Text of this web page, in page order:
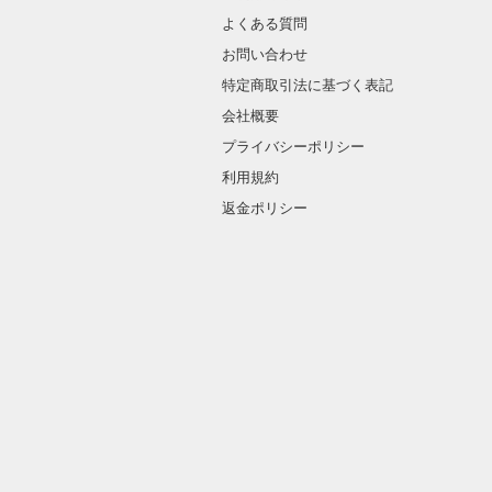
よくある質問
お問い合わせ
特定商取引法に基づく表記
会社概要
プライバシーポリシー
利用規約
返金ポリシー